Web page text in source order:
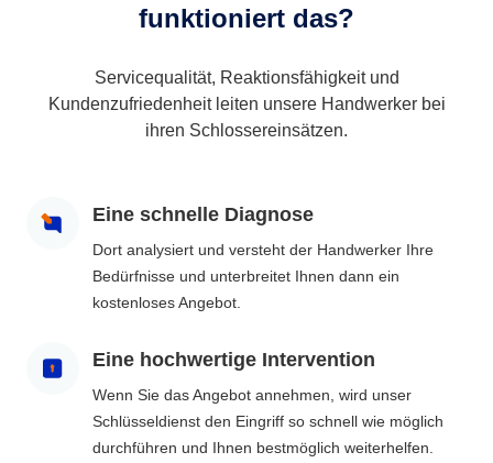
funktioniert das?
Servicequalität, Reaktionsfähigkeit und
Kundenzufriedenheit leiten unsere Handwerker bei
ihren Schlossereinsätzen.
Eine schnelle Diagnose
Dort analysiert und versteht der Handwerker Ihre
Bedürfnisse und unterbreitet Ihnen dann ein
kostenloses Angebot.
Eine hochwertige Intervention
Wenn Sie das Angebot annehmen, wird unser
Schlüsseldienst den Eingriff so schnell wie möglich
durchführen und Ihnen bestmöglich weiterhelfen.